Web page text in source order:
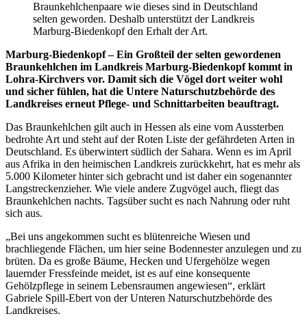
Braunkehlchenpaare wie dieses sind in Deutschland
selten geworden. Deshalb unterstützt der Landkreis
Marburg-Biedenkopf den Erhalt der Art.
Marburg-Biedenkopf – Ein Großteil der selten gewordenen
Braunkehlchen im Landkreis Marburg-Biedenkopf kommt in
Lohra-Kirchvers vor. Damit sich die Vögel dort weiter wohl
und sicher fühlen, hat die Untere Naturschutzbehörde des
Landkreises erneut Pflege- und Schnittarbeiten beauftragt.
Das Braunkehlchen gilt auch in Hessen als eine vom Aussterben
bedrohte Art und steht auf der Roten Liste der gefährdeten Arten in
Deutschland. Es überwintert südlich der Sahara. Wenn es im April
aus Afrika in den heimischen Landkreis zurückkehrt, hat es mehr als
5.000 Kilometer hinter sich gebracht und ist daher ein sogenannter
Langstreckenzieher. Wie viele andere Zugvögel auch, fliegt das
Braunkehlchen nachts. Tagsüber sucht es nach Nahrung oder ruht
sich aus.
„Bei uns angekommen sucht es blütenreiche Wiesen und
brachliegende Flächen, um hier seine Bodennester anzulegen und zu
brüten. Da es große Bäume, Hecken und Ufergehölze wegen
lauernder Fressfeinde meidet, ist es auf eine konsequente
Gehölzpflege in seinem Lebensraumen angewiesen“, erklärt
Gabriele Spill-Ebert von der Unteren Naturschutzbehörde des
Landkreises.